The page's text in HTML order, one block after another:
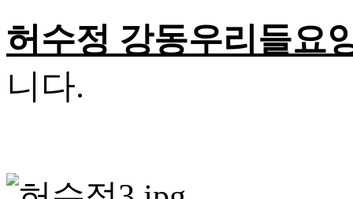
허수정 강동우리들요
니다.